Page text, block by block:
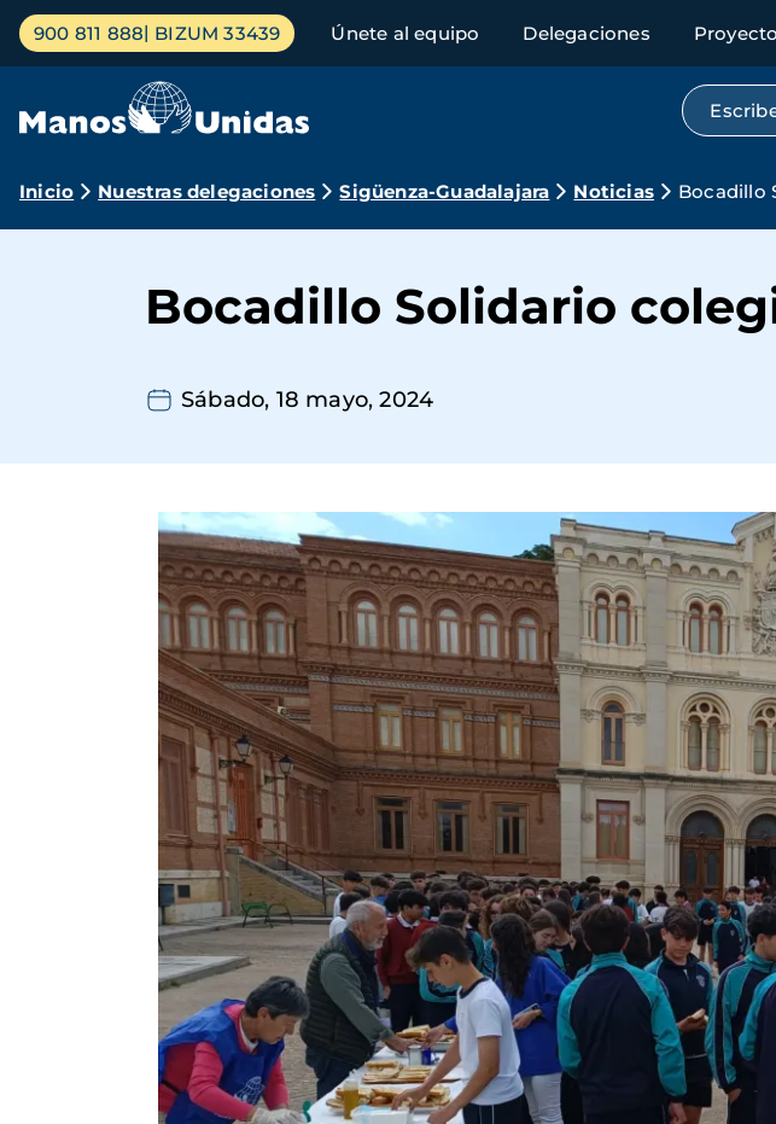
Pasar
contenido
Menú
principal
900 811 888 BIZUM 33439 Únete al equipo Delegaciones
Ruta
navegación
Inicio Nuestras delegaciones Sigüenza-Guadalajara Noticias Bocadillo
Bocadillo Solidario
Sábado, 18 mayo, 2024